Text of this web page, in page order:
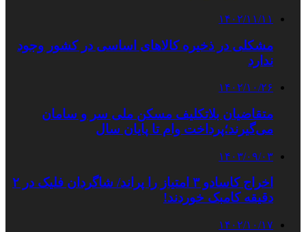
۱۴۰۲/۱۱/۱۱
مشکلی در ذخیره کالاهای اساسی در کشور وجود
ندارد
۱۴۰۲/۱۰/۲۶
متقاضیان بلاتکلیف مسکن ملی سر و سامان
می‌گیرند؛پرداخت وام تا پایان سال
۱۴۰۳/۰۹/۰۳
اخراج کاسادو ۳ امتیاز را پراند/ شاگردان فلیک در ۲
دقیقه کامبک خوردند!
۱۴۰۲/۱۰/۱۷